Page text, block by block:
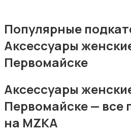
Купальники
Нижнее белье
Популярные
Аксессуары
Первомайске
Аксессуары
Первомайске — все
на MZKA